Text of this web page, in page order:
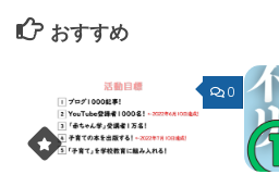
おすすめ
0